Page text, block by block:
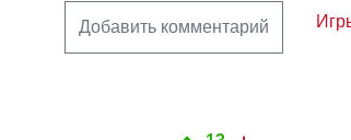
Добавить комментарий